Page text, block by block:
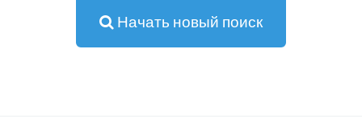
Начать новый поиск